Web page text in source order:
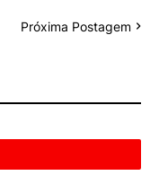
Próxima Postagem